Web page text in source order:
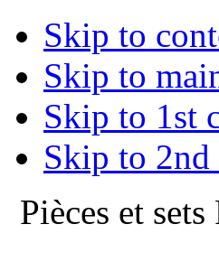
Skip to
Skip to
Skip to 1st
Skip to 2nd
Pièces et